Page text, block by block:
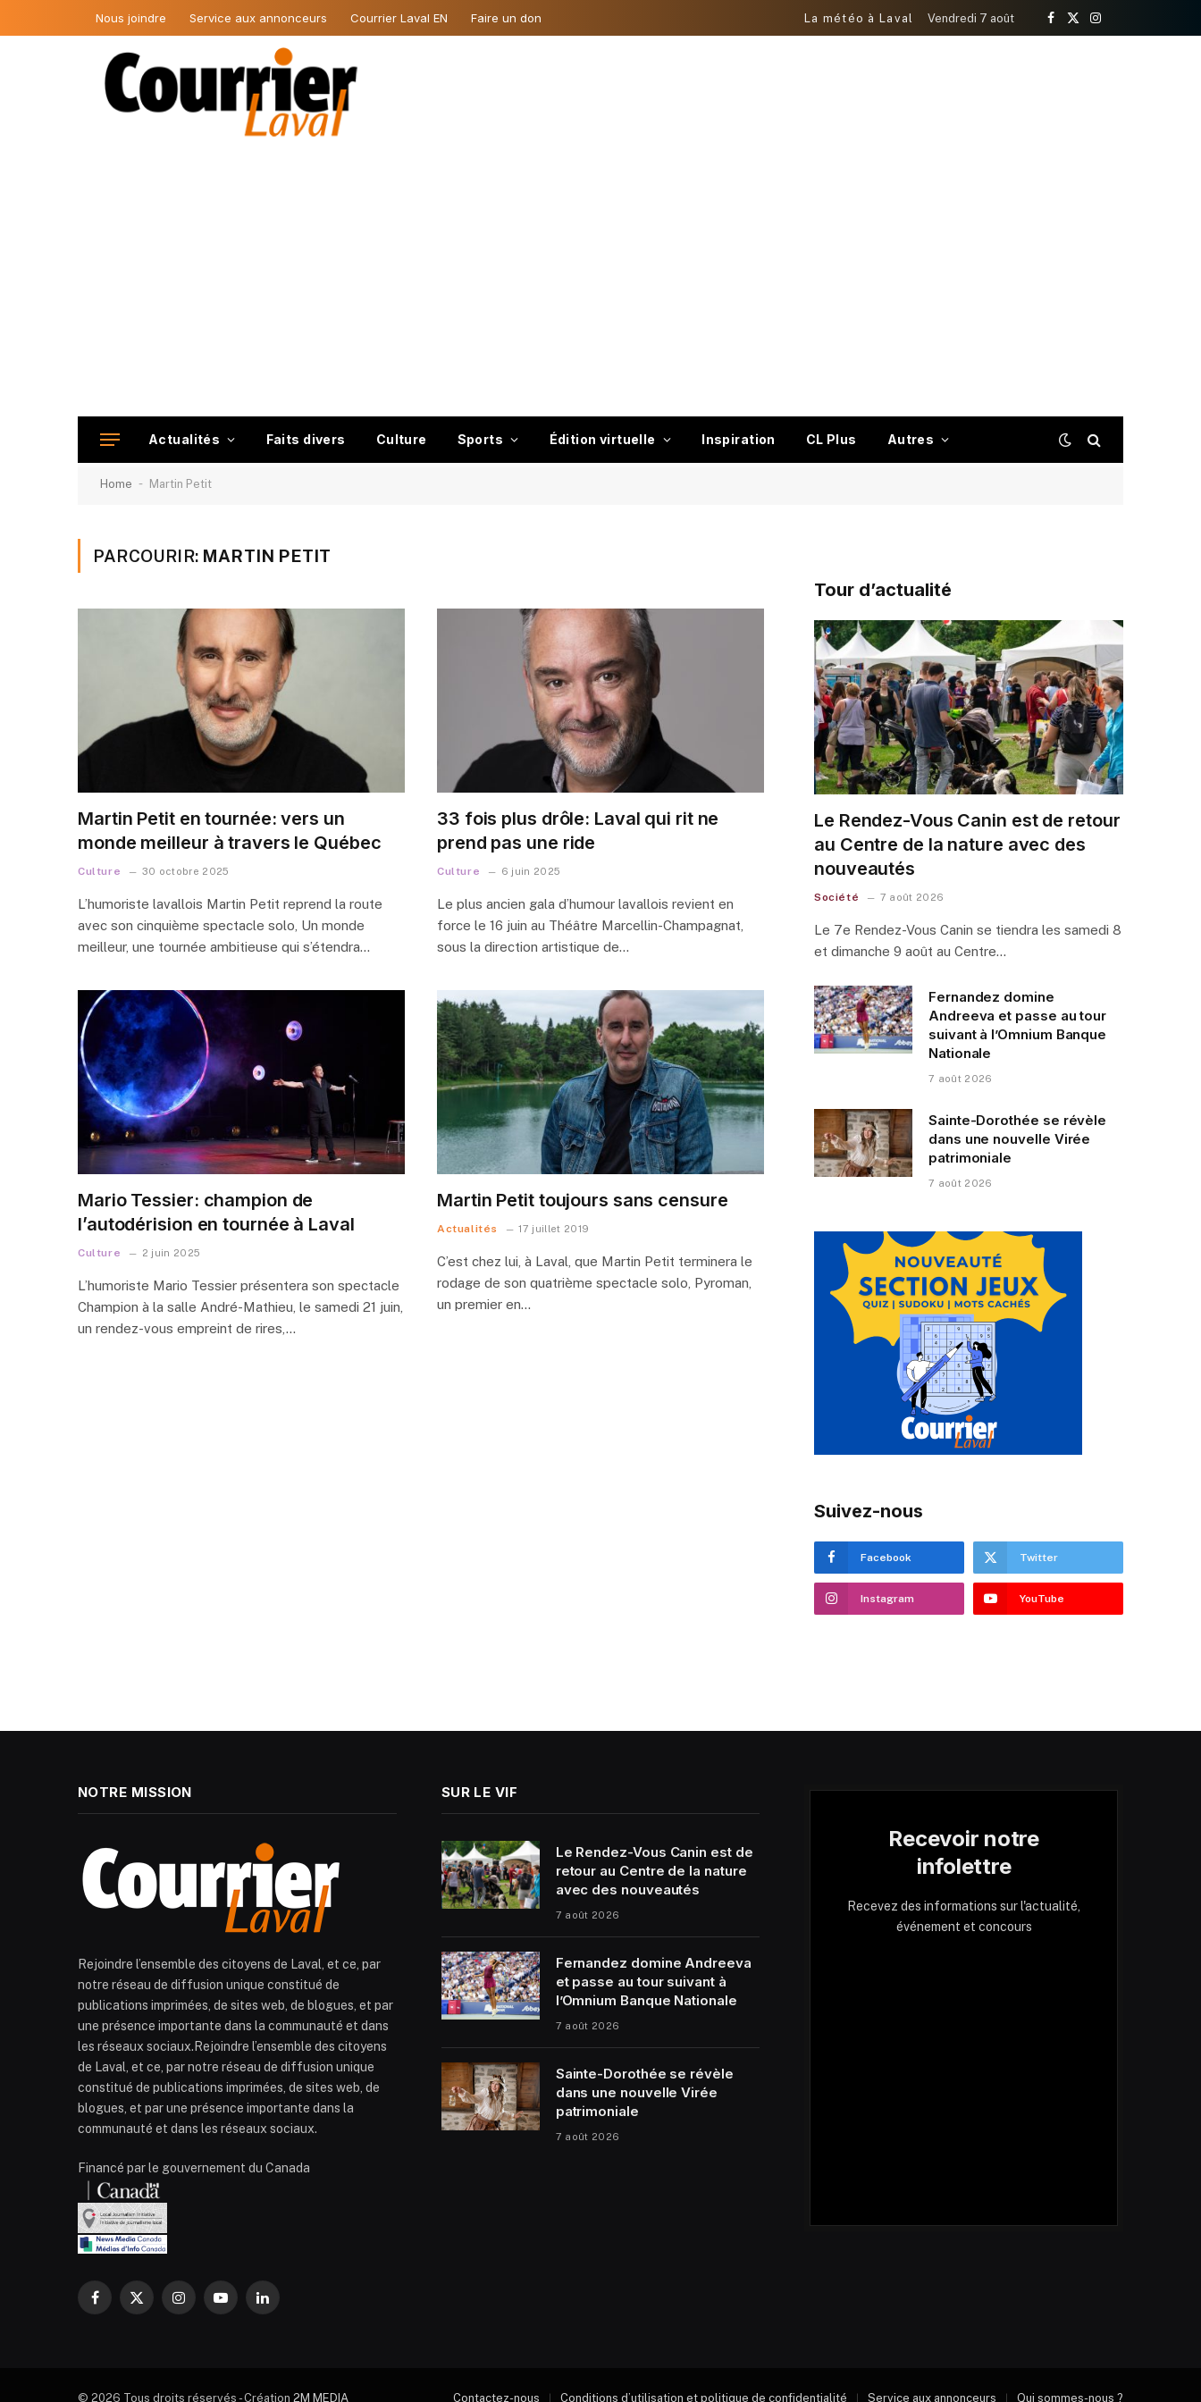
Nous joindre Service aux annonceurs Courrier Laval EN Faire un don La météo à Laval Vendredi 7 août
Facebook
X
Instagram
Actualités Faits divers Culture Sports Édition virtuelle Inspiration CL Plus Autres
Home - Martin Petit
PARCOURIR: MARTIN PETIT
Martin Petit en tournée: vers un
monde meilleur à travers le Québec
Culture 30 octobre 2025
L’humoriste lavallois Martin Petit reprend la route
avec son cinquième spectacle solo, Un monde
meilleur, une tournée ambitieuse qui s’étendra…
33 fois plus drôle: Laval qui rit ne
prend pas une ride
Culture 6 juin 2025
Le plus ancien gala d’humour lavallois revient en
force le 16 juin au Théâtre Marcellin-Champagnat,
sous la direction artistique de…
Mario Tessier: champion de
l’autodérision en tournée à Laval
Culture 2 juin 2025
L’humoriste Mario Tessier présentera son spectacle
Champion à la salle André-Mathieu, le samedi 21 juin,
un rendez-vous empreint de rires,…
Martin Petit toujours sans censure
Actualités 17 juillet 2019
C’est chez lui, à Laval, que Martin Petit terminera le
rodage de son quatrième spectacle solo, Pyroman,
un premier en…
Tour d’actualité
Le Rendez-Vous Canin est de retour
au Centre de la nature avec des
nouveautés
Société 7 août 2026
Le 7e Rendez-Vous Canin se tiendra les samedi 8
et dimanche 9 août au Centre…
Fernandez domine
Andreeva et passe au tour
suivant à l’Omnium Banque
Nationale
7 août 2026
Sainte-Dorothée se révèle
dans une nouvelle Virée
patrimoniale
7 août 2026
Suivez-nous
Facebook Twitter
Instagram YouTube
NOTRE MISSION
Rejoindre l’ensemble des citoyens de Laval, et ce, par
notre réseau de diffusion unique constitué de
publications imprimées, de sites web, de blogues, et par
une présence importante dans la communauté et dans
les réseaux sociaux.Rejoindre l’ensemble des citoyens
de Laval, et ce, par notre réseau de diffusion unique
constitué de publications imprimées, de sites web, de
blogues, et par une présence importante dans la
communauté et dans les réseaux sociaux.
Financé par le gouvernement du Canada
Facebook
X
InstagramYouTubeLinkedIn
SUR LE VIF
Le Rendez-Vous Canin est de
retour au Centre de la nature
avec des nouveautés
7 août 2026
Fernandez domine Andreeva
et passe au tour suivant à
l’Omnium Banque Nationale
7 août 2026
Sainte-Dorothée se révèle
dans une nouvelle Virée
patrimoniale
7 août 2026
Recevoir notre
infolettre
Recevez des informations sur l'actualité,
événement et concours
© 2026 Tous droits réservés - Création 2M MEDIA Contactez-nous Conditions d’utilisation et politique de confidentialité Service aux annonceurs Qui sommes-nous ?